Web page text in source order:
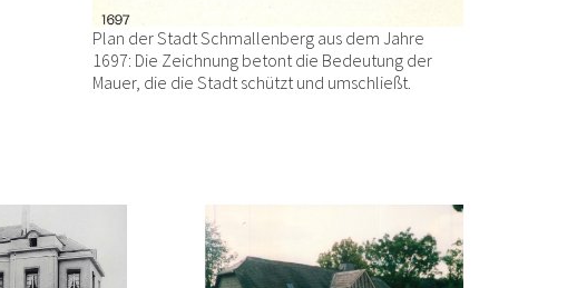
Plan der Stadt Schmallenberg aus dem Jahre
1697: Die Zeichnung betont die Bedeutung der
Mauer, die die Stadt schützt und umschließt.